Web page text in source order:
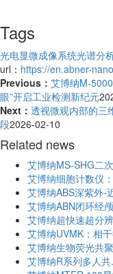
Tags
光电显微成像系统光谱分
url： https://en.abner-
Previous： 艾博纳M-
眼”开启工业检测新纪元
Next： 透视微观内部的三
段2026-02-10
Related news
艾博纳MS-SHG二
艾博纳细胞计数仪
艾博纳ABS深紫外-
艾博纳ABN闭环经
艾博纳超快速超分
艾博纳UVMK：相
艾博纳生物荧光共
艾博纳R系列多人共